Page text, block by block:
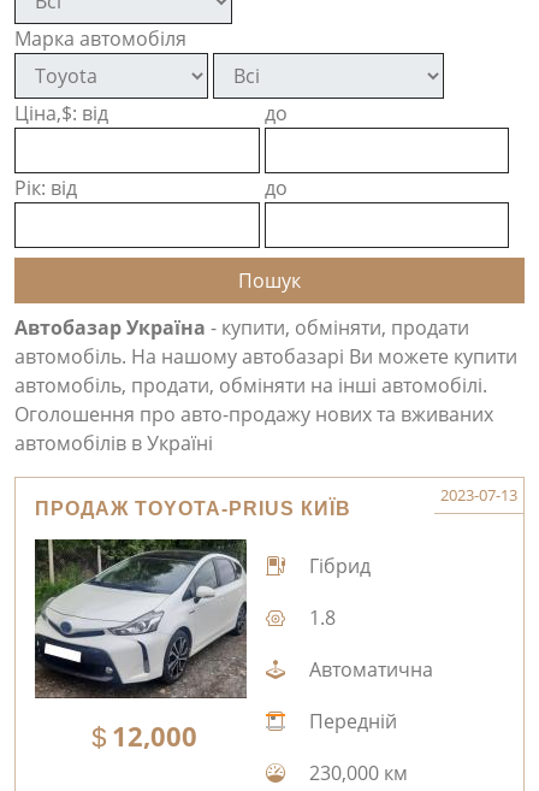
Марка автомобіля
Ціна,$: від до
Рік: від до
Автобазар Україна - купити, обміняти, продати
автомобіль. На нашому автобазарі Ви можете купити
автомобіль, продати, обміняти на інші автомобілі.
Оголошення про авто-продажу нових та вживаних
автомобілів в Україні
ПРОДАЖ TOYOTA-PRIUS КИЇВ
2023-07-13
12,000
Гібрид
1.8
Автоматична
Передній
230,000 км